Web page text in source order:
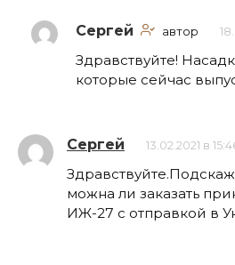
Сергей автор
Здравствуйте!
которые сейчас
Сергей 13.02.2021 в
можна ли заказать
ИЖ-27 с отправкой в